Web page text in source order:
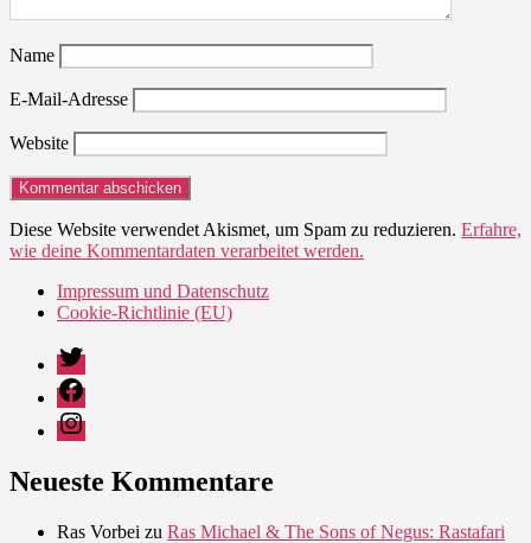
Name
E-Mail-Adresse
Website
Diese Website verwendet Akismet, um Spam zu reduzieren. Erfahre,
wie deine Kommentardaten verarbeitet werden.
Impressum und Datenschutz
Cookie-Richtlinie (EU)
Twitter
Facebook
Instagram
Neueste Kommentare
Ras Vorbei zu Ras Michael & The Sons of Negus: Rastafari